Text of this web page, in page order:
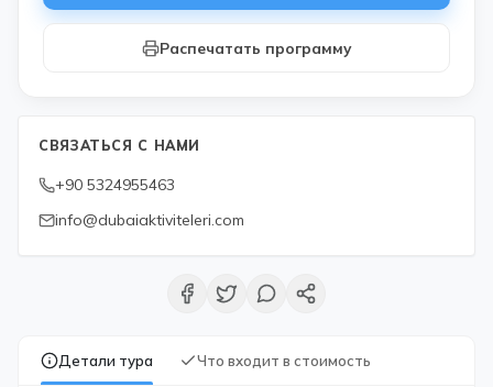
Детали тура Что входит в стоимость
Распечатать программу
СВЯЗАТЬСЯ С НАМИ
+90 5324955463
info@dubaiaktiviteleri.com